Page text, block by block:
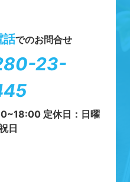
話でのお問合せ
23-
定休日：日曜
日